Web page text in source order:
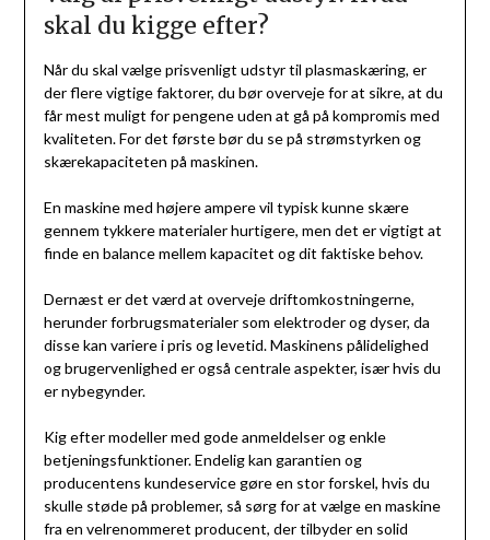
skal du kigge efter?
Når du skal vælge prisvenligt udstyr til plasmaskæring, er
der flere vigtige faktorer, du bør overveje for at sikre, at du
får mest muligt for pengene uden at gå på kompromis med
kvaliteten. For det første bør du se på strømstyrken og
skærekapaciteten på maskinen.
En maskine med højere ampere vil typisk kunne skære
gennem tykkere materialer hurtigere, men det er vigtigt at
finde en balance mellem kapacitet og dit faktiske behov.
Dernæst er det værd at overveje driftomkostningerne,
herunder forbrugsmaterialer som elektroder og dyser, da
disse kan variere i pris og levetid. Maskinens pålidelighed
og brugervenlighed er også centrale aspekter, især hvis du
er nybegynder.
Kig efter modeller med gode anmeldelser og enkle
betjeningsfunktioner. Endelig kan garantien og
producentens kundeservice gøre en stor forskel, hvis du
skulle støde på problemer, så sørg for at vælge en maskine
fra en velrenommeret producent, der tilbyder en solid